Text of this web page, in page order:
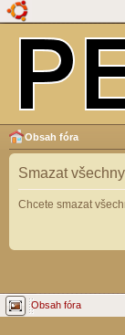
Obsah fóra
Smazat
Chcete smazat
Obsah fóra